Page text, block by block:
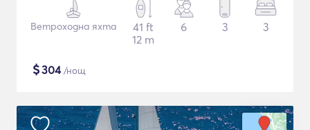
Ветроходна яхта
41 ft
12 m
6 3 3
$304/нощ